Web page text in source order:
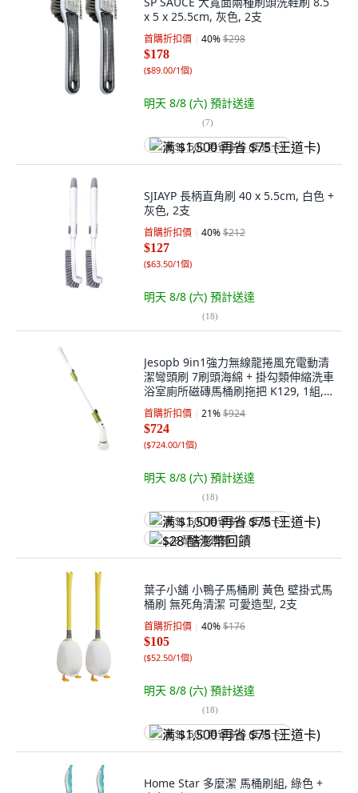
x 5 x 25.5cm, 灰色, 2支
首購折扣價 40%$298
$178
($89.00/1個)
明天 8/8 (六) 預計送達
(7)
满 $1,500 再省 $75 (王道卡)
SJIAYP 長柄直角刷 40 x 5.5cm, 白色 +
灰色, 2支
首購折扣價 40%$212
$127
($63.50/1個)
明天 8/8 (六) 預計送達
(18)
Jesopb 9in1強力無線龍捲風充電動清
潔彎頭刷 7刷頭海綿 + 掛勾類伸縮洗車
浴室廁所磁磚馬桶刷拖把 K129, 1組,
綠色/白色
首購折扣價 21%$924
$724
($724.00/1個)
明天 8/8 (六) 預計送達
(18)
满 $1,500 再省 $75 (王道卡)
$28 酷澎幣回饋
葉子小舖 小鴨子馬桶刷 黃色 壁掛式馬
桶刷 無死角清潔 可愛造型, 2支
首購折扣價 40%$176
$105
($52.50/1個)
明天 8/8 (六) 預計送達
(18)
满 $1,500 再省 $75 (王道卡)
Home Star 多麼潔 馬桶刷組, 綠色 +